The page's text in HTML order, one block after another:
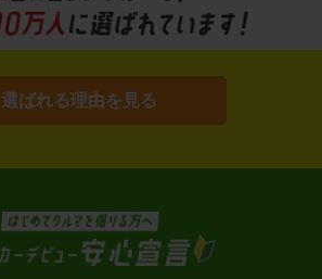
選ばれる理由を見る